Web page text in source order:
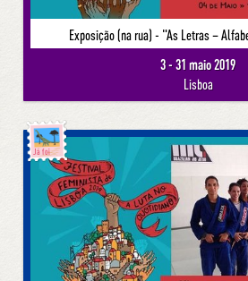
Exposição (na rua) - "As Letras –
3 - 31 maio 2019
Lisboa
Já foi